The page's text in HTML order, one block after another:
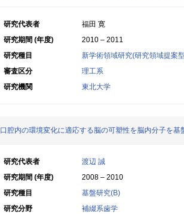
研究代表者
福田 寛
研究期間 (年度)
2010 – 2011
研究種目
新学術領域研究(研究領域提案
審査区分
理工系
研究機関
東北大学
口腔内の環境変化に適応する脳の可塑性を脳内分子を基
研究代表者
渡辺 誠
研究期間 (年度)
2008 – 2010
研究種目
基盤研究(B)
研究分野
補綴系歯学